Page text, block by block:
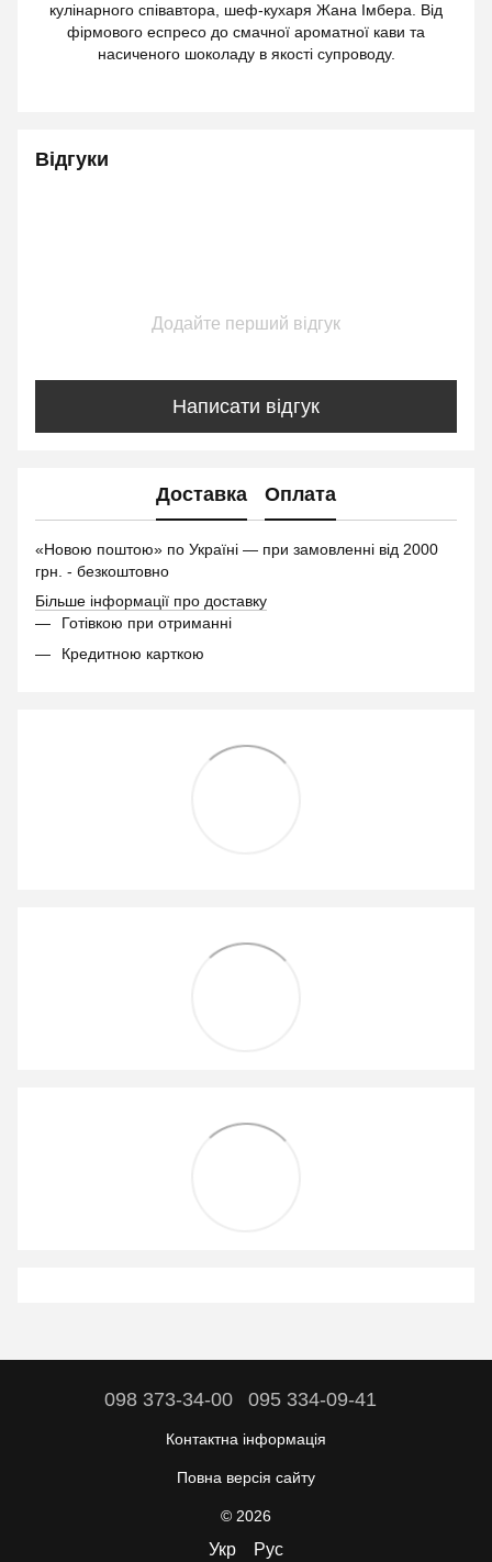
кулінарного співавтора, шеф-кухаря Жана Імбера. Від
фірмового еспресо до смачної ароматної кави та
насиченого шоколаду в якості супроводу.
Відгуки
Додайте перший відгук
Написати відгук
Доставка Оплата
«Новою поштою» по Україні — при замовленні від 2000
грн. - безкоштовно
Більше інформації про доставку
Готівкою при отриманні
Кредитною карткою
098 373-34-00 095 334-09-41
Контактна інформація
Повна версія сайту
© 2026
Укр Рус